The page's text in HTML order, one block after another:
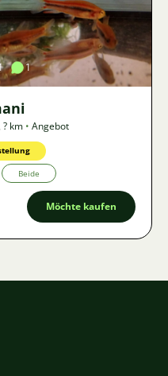
1
,? km • Angebot
Beide
Möchte kaufen